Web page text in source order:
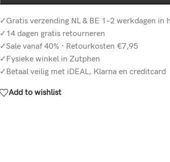
✓Gratis verzending NL & BE 1–2 werkdagen in
✓14 dagen gratis retourneren
✓Sale vanaf 40% · Retourkosten €7,95
✓Fysieke winkel in Zutphen
✓Betaal veilig met iDEAL, Klarna en creditcard
Add to wishlist